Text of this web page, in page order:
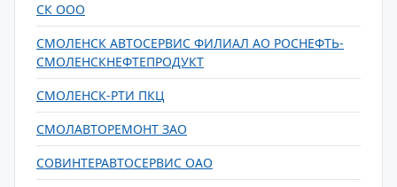
СК ООО
СМОЛЕНСК АВТОСЕРВИС ФИЛИАЛ АО РОСНЕФТЬ-
СМОЛЕНСКНЕФТЕПРОДУКТ
СМОЛЕНСК-РТИ ПКЦ
СМОЛАВТОРЕМОНТ ЗАО
СОВИНТЕРАВТОСЕРВИС ОАО